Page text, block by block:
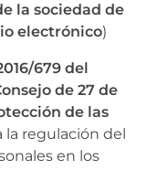
la sociedad de
electrónico)
679 del
de 27 de
de las
la regulación del
en los